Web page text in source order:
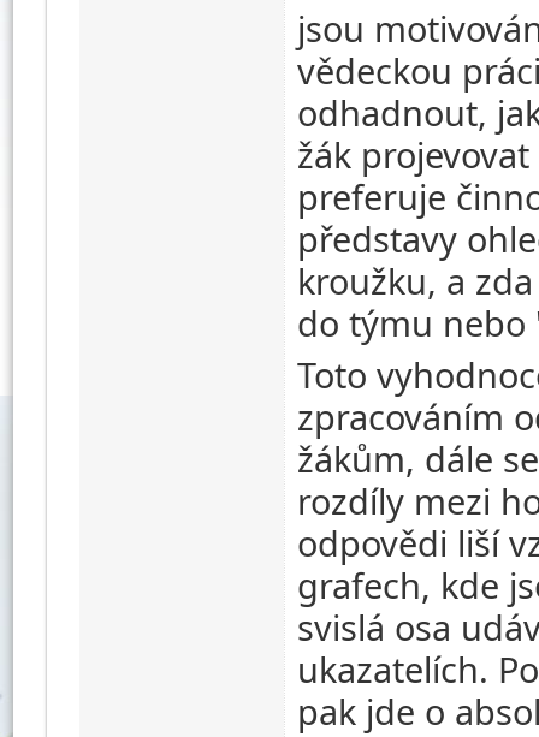
jsou
vědeckou
odhadnout,
žák
preferuje
představy
kroužku, a
do týmu nebo
Toto
zpracováním
žákům, dále
rozdíly mezi
odpovědi liší
grafech, kde
svislá osa
ukazatelích.
pak jde o